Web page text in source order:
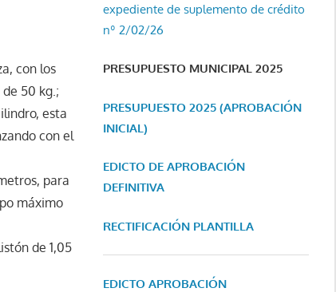
con los
50 kg.;
esta
con el
para
máximo
de 1,05
expediente de suplemento de crédito
nº 2/02/26
PRESUPUESTO MUNICIPAL 2025
PRESUPUESTO 2025 (APROBACIÓN
INICIAL)
EDICTO DE APROBACIÓN
DEFINITIVA
RECTIFICACIÓN PLANTILLA
EDICTO APROBACIÓN